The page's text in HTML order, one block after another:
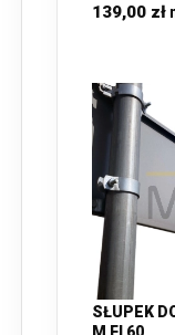
139,00 zł
SŁUPEK